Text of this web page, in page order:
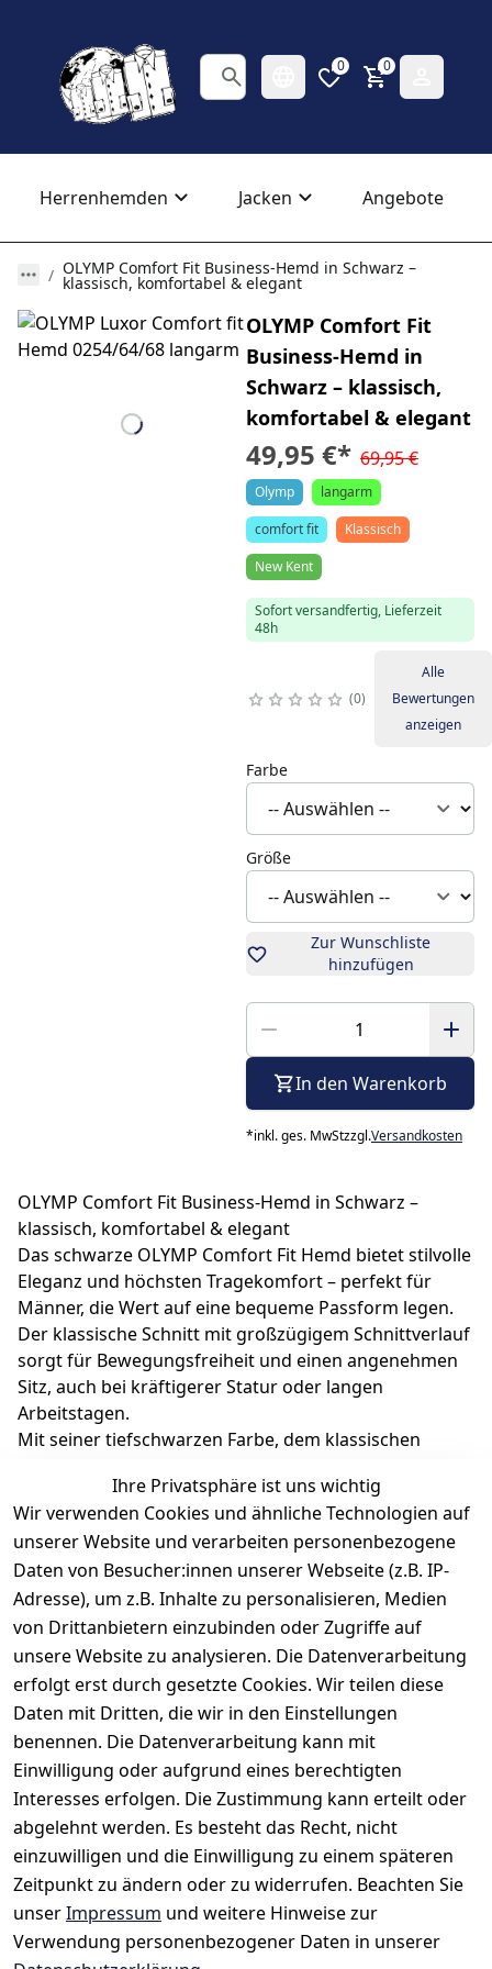
0 0
Herrenhemden Jacken Angebote
OLYMP Comfort Fit Business-Hemd in Schwarz –
klassisch, komfortabel & elegant
OLYMP Comfort Fit
Business-Hemd in
Schwarz – klassisch,
komfortabel & elegant
49,95 €* 69,95 €
Olymp
langarm
comfort fit
Klassisch
New Kent
Sofort versandfertig, Lieferzeit
48h
0
Alle
Bewertungen
anzeigen
Farbe
Größe
Zur Wunschliste
hinzufügen
In den Warenkorb
*inkl. ges. MwStzzgl.Versandkosten
OLYMP Comfort Fit Business-Hemd in Schwarz –
klassisch, komfortabel & elegant
Das schwarze OLYMP Comfort Fit Hemd bietet stilvolle
Eleganz und höchsten Tragekomfort – perfekt für
Männer, die Wert auf eine bequeme Passform legen.
Der klassische Schnitt mit großzügigem Schnittverlauf
sorgt für Bewegungsfreiheit und einen angenehmen
Sitz, auch bei kräftigerer Statur oder langen
Arbeitstagen.
Mit seiner tiefschwarzen Farbe, dem klassischen
ist dieses Business-Hemd die ideale Wahl für Büro,
Event oder Abendgarderobe. Elegant, zeitlos und
vielseitig kombinierbar.
Ihre Privatsphäre ist uns wichtig
Wir verwenden Cookies und ähnliche Technologien auf
unserer Website und verarbeiten personenbezogene
Daten von Besucher:innen unserer Webseite (z.B. IP-
Adresse), um z.B. Inhalte zu personalisieren, Medien
von Drittanbietern einzubinden oder Zugriffe auf
unsere Website zu analysieren. Die Datenverarbeitung
erfolgt erst durch gesetzte Cookies. Wir teilen diese
Daten mit Dritten, die wir in den Einstellungen
benennen. Die Datenverarbeitung kann mit
Einwilligung oder aufgrund eines berechtigten
Interesses erfolgen. Die Zustimmung kann erteilt oder
abgelehnt werden. Es besteht das Recht, nicht
einzuwilligen und die Einwilligung zu einem späteren
Zeitpunkt zu ändern oder zu widerrufen. Beachten Sie
unserImpressum und weitere Hinweise zur
Verwendung personenbezogener Daten in unserer
Rechtliches
AGB
Impressum
Datenschutze
rklärung
Widerrufsrec
Kontakt
Kontakt
Registrieren